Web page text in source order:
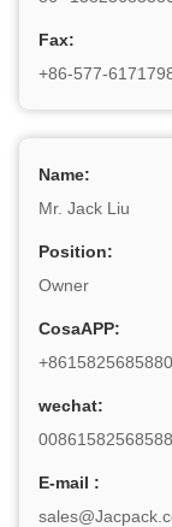
Fax:
+86-577-
Name:
Mr. Jack Liu
Position:
Owner
CosaAPP:
+8615825685880
wechat:
E-mail :